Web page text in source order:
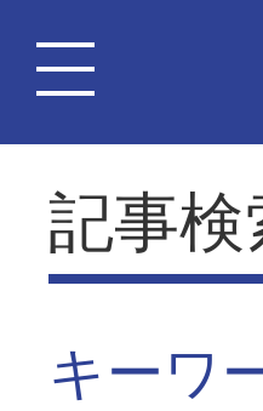
記事検
キーワ